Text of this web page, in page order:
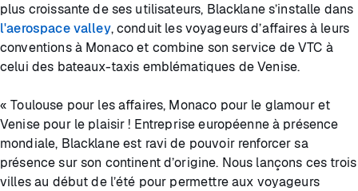
plus croissante de ses utilisateurs, Blacklane s’installe dans
l'aerospace valley, conduit les voyageurs d’affaires à leurs
conventions à Monaco et combine son service de VTC à
celui des bateaux-taxis emblématiques de Venise.
« Toulouse pour les affaires, Monaco pour le glamour et
Venise pour le plaisir ! Entreprise européenne à présence
mondiale, Blacklane est ravi de pouvoir renforcer sa
présence sur son continent d’origine. Nous lançons ces trois
villes au début de l’été pour permettre aux voyageurs